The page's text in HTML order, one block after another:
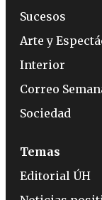
Sucesos
Arte y
Interior
Correo
Sociedad
Temas
Editorial ÚH